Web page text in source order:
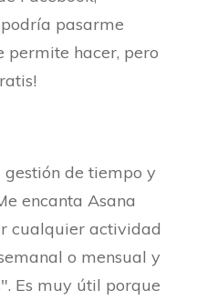
pasarme
permite hacer, pero
de tiempo y
encanta Asana
cualquier actividad
o mensual y
Es muy útil porque